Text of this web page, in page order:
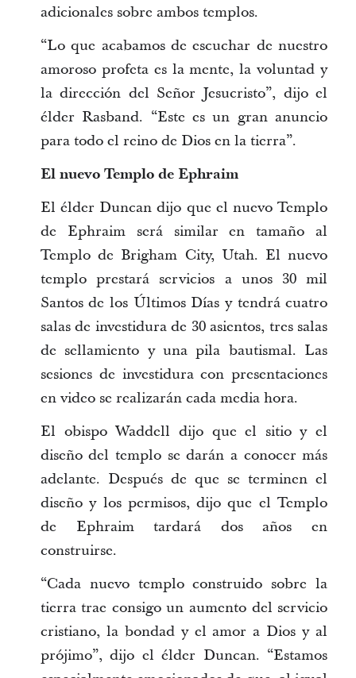
adicionales sobre ambos templos.
“Lo que acabamos de escuchar de nuestro
amoroso profeta es la mente, la voluntad y
la dirección del Señor Jesucristo”, dijo el
élder Rasband. “Este es un gran anuncio
para todo el reino de Dios en la tierra”.
El nuevo Templo de Ephraim
El élder Duncan dijo que el nuevo Templo
de Ephraim será similar en tamaño al
Templo de Brigham City, Utah. El nuevo
templo prestará servicios a unos 30 mil
Santos de los Últimos Días y tendrá cuatro
salas de investidura de 30 asientos, tres salas
de sellamiento y una pila bautismal. Las
sesiones de investidura con presentaciones
en video se realizarán cada media hora.
El obispo Waddell dijo que el sitio y el
diseño del templo se darán a conocer más
adelante. Después de que se terminen el
diseño y los permisos, dijo que el Templo
de Ephraim tardará dos años en
construirse.
“Cada nuevo templo construido sobre la
tierra trae consigo un aumento del servicio
cristiano, la bondad y el amor a Dios y al
prójimo”, dijo el élder Duncan. “Estamos